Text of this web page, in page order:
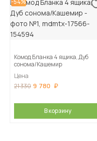
-54%
Комод Бланка 4 ящика, Дуб
сонома/Кашемир
Цена
21 330 9 780
В корзину